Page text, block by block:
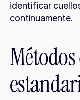
identificar
continuamente.